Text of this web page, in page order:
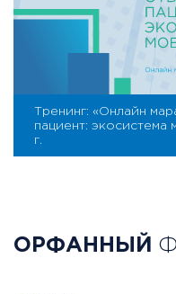
Тренинг: «Онлайн
пациент: экосистема
г.
ОРФАННЫЙ